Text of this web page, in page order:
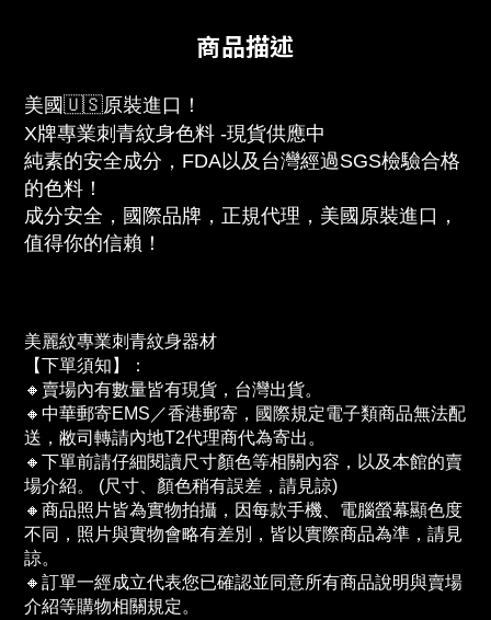
商品描述
美國🇺🇸原裝進口！
X牌專業刺青紋身色料 -現貨供應中
純素的安全成分，FDA以及台灣經過SGS檢驗合格
的色料！
成分安全，國際品牌，正規代理，美國原裝進口，
值得你的信賴！
美麗紋專業刺青紋身器材
【下單須知】：
🔸賣場內有數量皆有現貨，台灣出貨。
🔸中華郵寄EMS／香港郵寄，國際規定電子類商品無法配
送，敝司轉請內地T2代理商代為寄出。
🔸下單前請仔細閱讀尺寸顏色等相關內容，以及本館的賣
場介紹。 (尺寸、顏色稍有誤差，請見諒)
🔸商品照片皆為實物拍攝，因每款手機、電腦螢幕顯色度
不同，照片與實物會略有差別，皆以實際商品為準，請見
諒。
🔸訂單一經成立代表您已確認並同意所有商品說明與賣場
介紹等購物相關規定。